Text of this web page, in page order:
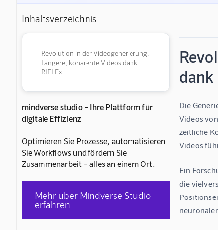
Inhaltsverzeichnis
Revolution in der Videogenerierung:
Längere, kohärente Videos dank
RIFLEx
mindverse studio – Ihre Plattform für
digitale Effizienz
Optimieren Sie Prozesse, automatisieren
Sie Workflows und fördern Sie
Zusammenarbeit – alles an einem Ort.
Mehr über Mindverse Studio
erfahren
dank
Die
Videos
zeitliche
Videos
Ein
die